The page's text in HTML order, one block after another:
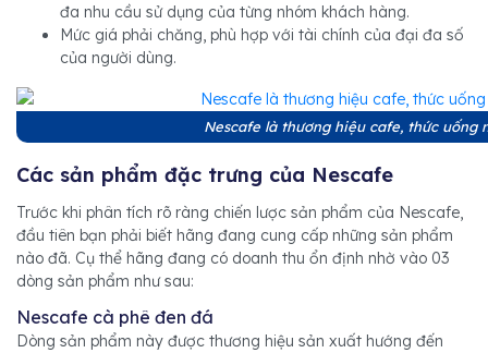
đa nhu cầu sử dụng của từng nhóm khách hàng.
Mức giá phải chăng, phù hợp với tài chính của đại đa số
của người dùng.
Nescafe là thương hiệu cafe, thức
Các sản phẩm đặc trưng của Nescafe
Trước khi phân tích rõ ràng chiến lược sản phẩm của Nescafe,
đầu tiên bạn phải biết hãng đang cung cấp những sản phẩm
nào đã. Cụ thể hãng đang có doanh thu ổn định nhờ vào 03
dòng sản phẩm như sau:
Nescafe cà phê đen đá
Dòng sản phẩm này được thương hiệu sản xuất hướng đến